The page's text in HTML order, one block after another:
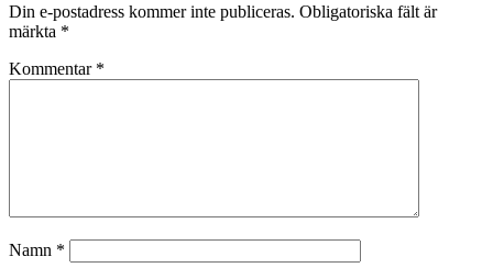
Din e-postadress kommer inte publiceras. Obligatoriska fält är
märkta *
Kommentar *
Namn *